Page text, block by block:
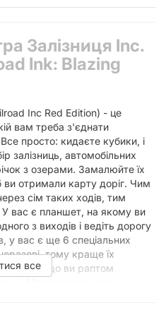
Залізниця Inc.
Ink: Blazing
Inc Red Edition) - це
вам треба з'єднати
просто: кидаєте кубики, і
залізниць, автомобільних
з озерами. Замалюйте їх
отримали карту доріг. Чим
сім таких ходів, тим
вас є планшет, на якому ви
з виходів і ведіть дорогу
у вас є ще 6 спеціальних
тому краще їх
якщо ви раптом
все